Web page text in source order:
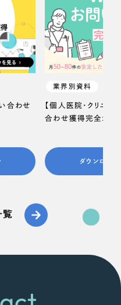
合わせ
業界別資料
【個人医院・クリニッ
合わせ獲得完全ガイ
ダウンロード
覧